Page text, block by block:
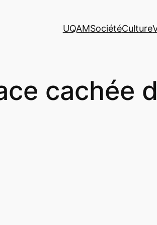
UQAMSociétéCulture
cachée